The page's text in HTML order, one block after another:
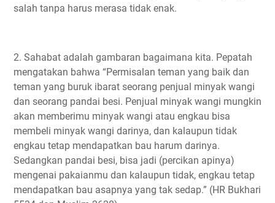
salah tanpa harus merasa tidak enak.
2. Sahabat adalah gambaran bagaimana kita. Pepatah
mengatakan bahwa “Permisalan teman yang baik dan
teman yang buruk ibarat seorang penjual minyak wangi
dan seorang pandai besi. Penjual minyak wangi mungkin
akan memberimu minyak wangi atau engkau bisa
membeli minyak wangi darinya, dan kalaupun tidak
engkau tetap mendapatkan bau harum darinya.
Sedangkan pandai besi, bisa jadi (percikan apinya)
mengenai pakaianmu dan kalaupun tidak, engkau tetap
mendapatkan bau asapnya yang tak sedap.” (HR Bukhari